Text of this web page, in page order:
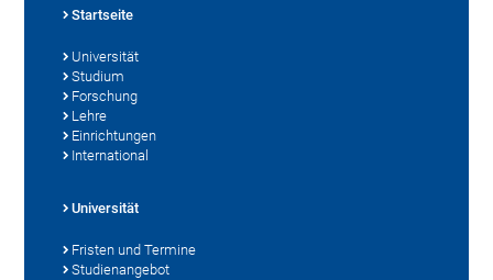
Startseite
Universität
Studium
Forschung
Lehre
Einrichtungen
International
Universität
Fristen und Termine
Studienangebot